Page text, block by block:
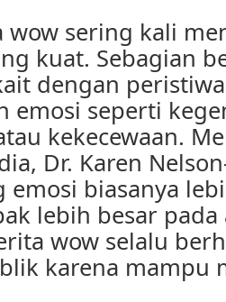
wow sering kali
kuat. Sebagian
dengan
emosi seperti
kekecewaan.
Dr. Karen
emosi biasanya
lebih besar pada
wow selalu
karena mampu